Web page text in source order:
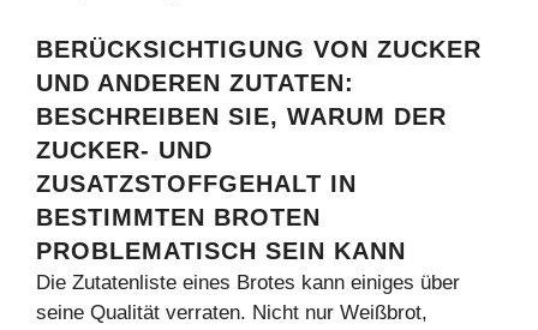
BERÜCKSICHTIGUNG VON ZUCKER
UND ANDEREN ZUTATEN:
BESCHREIBEN SIE, WARUM DER
ZUCKER- UND
ZUSATZSTOFFGEHALT IN
BESTIMMTEN BROTEN
PROBLEMATISCH SEIN KANN
Die Zutatenliste eines Brotes kann einiges über
seine Qualität verraten. Nicht nur Weißbrot,